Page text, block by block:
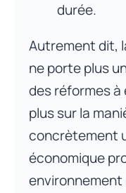
durée.
Autrement dit,
ne porte plus
des réformes à
plus sur la
concrètement
économique